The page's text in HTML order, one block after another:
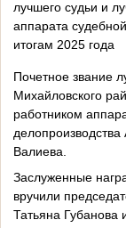
лучшего судьи и
аппарата
итогам 2025 года
Почетное звание
Михайловского
работником
делопроизводства
Валиева.
Заслуженные
вручили
Татьяна Губанова